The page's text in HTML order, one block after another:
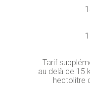
Tarif
au delà de 15
hectolitre